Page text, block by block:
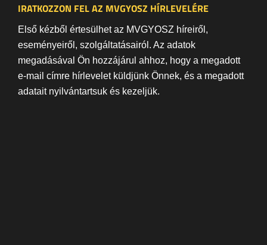
IRATKOZZON FEL AZ MVGYOSZ HÍRLEVELÉRE
Első kézből értesülhet az MVGYOSZ híreiről,
eseményeiről, szolgáltatásairól. Az adatok
megadásával Ön hozzájárul ahhoz, hogy a megadott
e-mail címre hírlevelet küldjünk Önnek, és a megadott
adatait nyilvántartsuk és kezeljük.